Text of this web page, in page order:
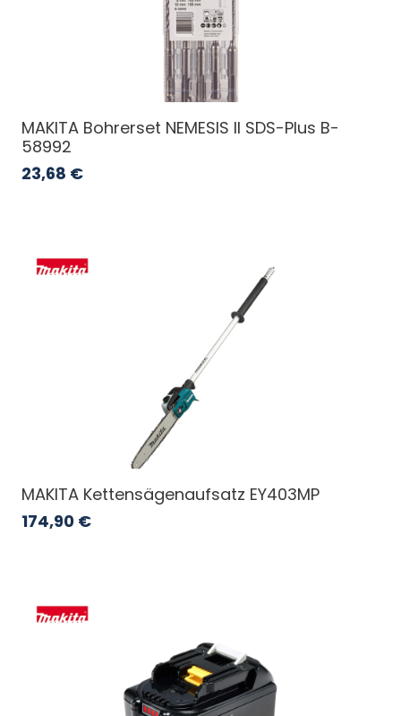
MAKITA Bohrerset NEMESIS II SDS-Plus B-
58992
23,68 €
MAKITA Kettensägenaufsatz EY403MP
174,90 €